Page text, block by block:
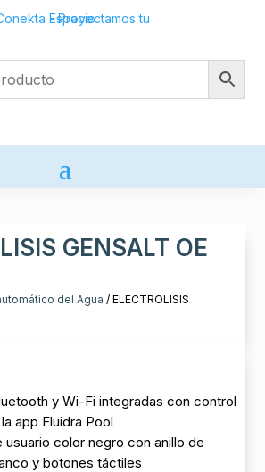
GENSALT OE
del Agua / ELECTROLISIS
y Wi-Fi integradas con control
app Fluidra Pool
usuario color negro con anillo de
y botones táctiles